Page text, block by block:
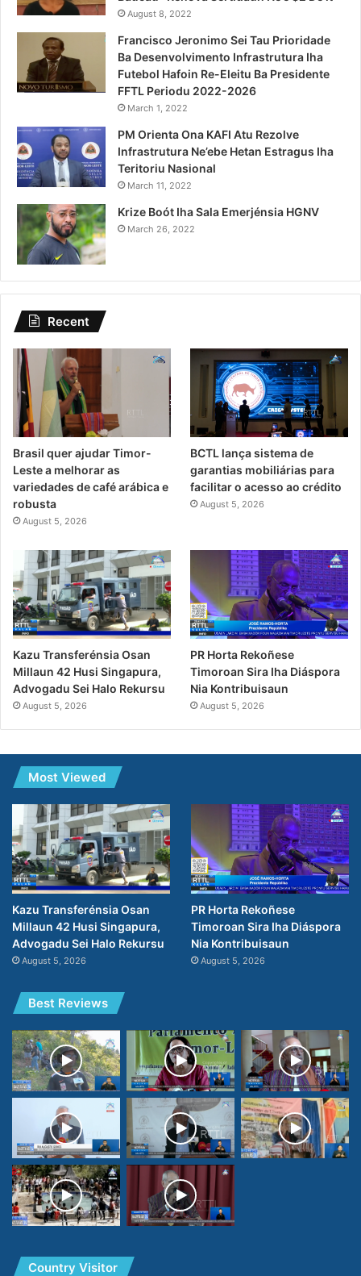
August 8, 2022
Francisco Jeronimo Sei Tau Prioridade
Ba Desenvolvimento Infrastrutura Iha
Futebol Hafoin Re-Eleitu Ba Presidente
FFTL Periodu 2022-2026
March 1, 2022
PM Orienta Ona KAFI Atu Rezolve
Infrastrutura Ne’ebe Hetan Estragus Iha
Teritoriu Nasional
March 11, 2022
Krize Boót Iha Sala Emerjénsia HGNV
March 26, 2022
Recent
Brasil quer ajudar Timor-
Leste a melhorar as
variedades de café arábica e
robusta
August 5, 2026
BCTL lança sistema de
garantias mobiliárias para
facilitar o acesso ao crédito
August 5, 2026
Kazu Transferénsia Osan
Millaun 42 Husi Singapura,
Advogadu Sei Halo Rekursu
August 5, 2026
PR Horta Rekoñese
Timoroan Sira Iha Diáspora
Nia Kontribuisaun
August 5, 2026
Most Viewed
Kazu Transferénsia Osan
Millaun 42 Husi Singapura,
Advogadu Sei Halo Rekursu
August 5, 2026
PR Horta Rekoñese
Timoroan Sira Iha Diáspora
Nia Kontribuisaun
August 5, 2026
Best Reviews
Country Visitor